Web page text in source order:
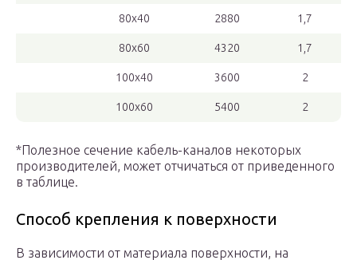
80х40 2880 1,7
80х60 4320 1,7
100х40 3600 2
100х60 5400 2
*Полезное сечение кабель-каналов некоторых
производителей, может отчичаться от приведенного
в таблице.
Способ крепления к поверхности
В зависимости от материала поверхности, на